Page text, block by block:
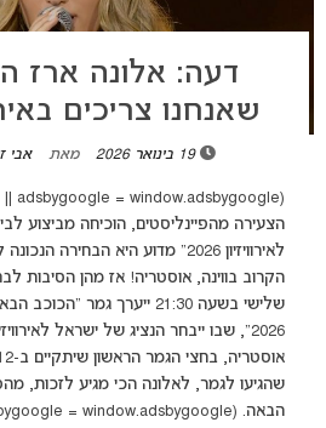
דעה: אלונה ארז
שאנחנו צריכים
19 בינואר 2026 מאת אבי
הצעירה מהפיינליסטים, הוכיחה מביצוע
לאירוויזיון 2026" מדוע היא הבחירה
הקרוב בווינה, אוסטריה! אז מהן הסיבות
שלישי בשעה 21:30 ייערך גמר
2026", שבו ייבחר הנציג של ישראל
שהגיעו לגמר, לאלונה הכי מגיע לזכות,